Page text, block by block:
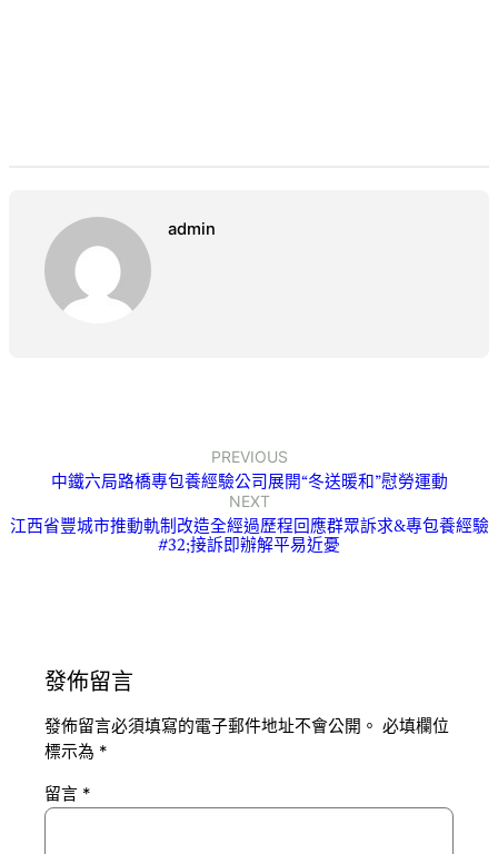
admin
PREVIOUS
中鐵六局路橋專包養經驗公司展開“冬送暖和”慰勞運動
NEXT
江西省豐城市推動軌制改造全經過歷程回應群眾訴求&專包養經驗
#32;接訴即辦解平易近憂
發佈留言
發佈留言必須填寫的電子郵件地址不會公開。 必填欄位
標示為 *
留言 *